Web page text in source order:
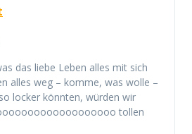
das liebe Leben alles mit sich
alles weg – komme, was wolle –
locker könnten, würden wir
tollen